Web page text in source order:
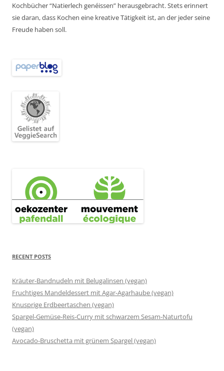
Kochbücher “Natierlech genéissen” herausgebracht. Stets erinnert
sie daran, dass Kochen eine kreative Tätigkeit ist, an der jeder seine
Freude haben soll.
RECENT POSTS
Kräuter-Bandnudeln mit Belugalinsen (vegan)
Fruchtiges Mandeldessert mit Agar-Agarhaube (vegan)
Knusprige Erdbeertaschen (vegan)
Spargel-Gemüse-Reis-Curry mit schwarzem Sesam-Naturtofu
(vegan)
Avocado-Bruschetta mit grünem Spargel (vegan)